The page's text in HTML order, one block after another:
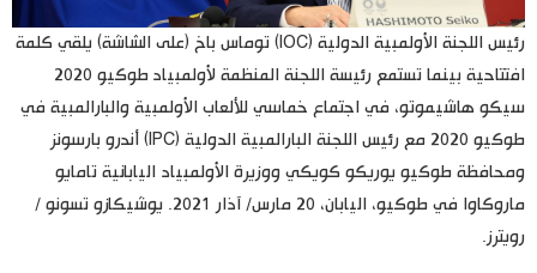
رئيس اللجنة الأولمبية الدولية (IOC) توماس باخ (على الشاشة) يلقي كلمة
افتتاحية بينما تستمع رئيسة اللجنة المنظمة لأولمبياد طوكيو 2020
سيكو هاشيموتو، في اجتماع خماسي للألعاب الأولمبية والبارالمبية في
طوكيو 2020 مع رئيس اللجنة البارالمبية الدولية (IPC) أندرو بارسونز
ومحافظة طوكيو يوريكو كويكي ووزيرة الأولمبياد اليابانية تامايو
ماروكاوا في طوكيو، اليابان، 20 مارس/ آذار 2021. يوشيكازو تسونو /
رويترز.